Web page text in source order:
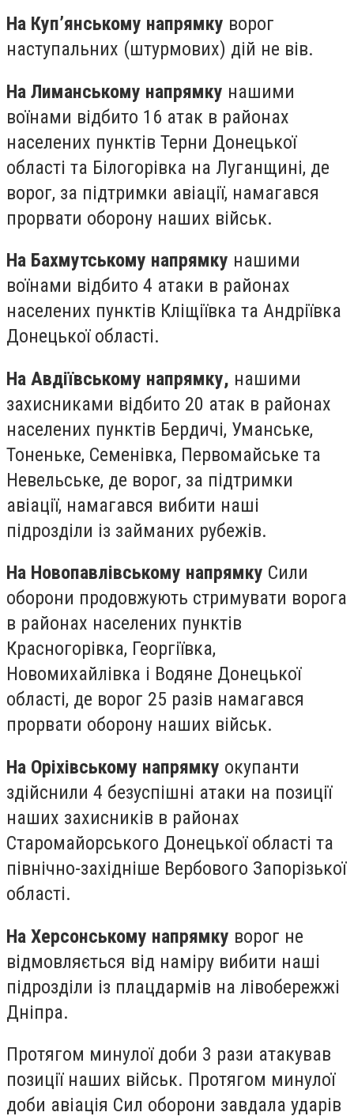
На Куп’янському напрямку ворог
наступальних (штурмових) дій не вів.
На Лиманському напрямку нашими
воїнами відбито 16 атак в районах
населених пунктів Терни Донецької
області та Білогорівка на Луганщині, де
ворог, за підтримки авіації, намагався
прорвати оборону наших військ.
На Бахмутському напрямку нашими
воїнами відбито 4 атаки в районах
населених пунктів Кліщіївка та Андріївка
Донецької області.
На Авдіївському напрямку, нашими
захисниками відбито 20 атак в районах
населених пунктів Бердичі, Уманське,
Тоненьке, Семенівка, Первомайське та
Невельське, де ворог, за підтримки
авіації, намагався вибити наші
підрозділи із займаних рубежів.
На Новопавлівському напрямку Сили
оборони продовжують стримувати ворога
в районах населених пунктів
Красногорівка, Георгіївка,
Новомихайлівка і Водяне Донецької
області, де ворог 25 разів намагався
прорвати оборону наших військ.
На Оріхівському напрямку окупанти
здійснили 4 безуспішні атаки на позиції
наших захисників в районах
Старомайорського Донецької області та
північно-західніше Вербового Запорізької
області.
На Херсонському напрямку ворог не
відмовляється від наміру вибити наші
підрозділи із плацдармів на лівобережжі
Дніпра.
Протягом минулої доби 3 рази атакував
позиції наших військ. Протягом минулої
доби авіація Сил оборони завдала ударів